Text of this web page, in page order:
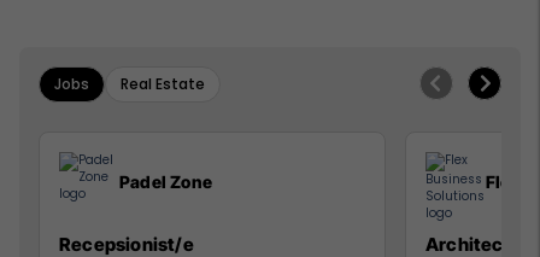
Jobs Real Estate
Padel Zone
Recepsionist/e
Flex
Architect